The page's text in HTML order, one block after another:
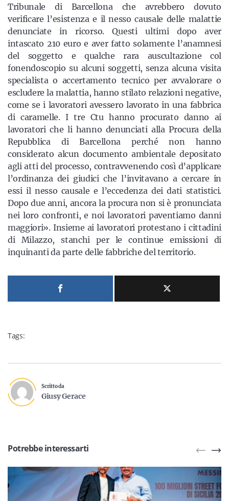
Tribunale di Barcellona che avrebbero dovuto
verificare l’esistenza e il nesso causale delle malattie
denunciate in ricorso. Questi ultimi dopo aver
intascato 210 euro e aver fatto solamente l’anamnesi
del soggetto e qualche rara auscultazione col
fonendoscopio su alcuni soggetti, senza alcuna visita
specialista o accertamento tecnico per avvalorare o
escludere la malattia, hanno stilato relazioni negative,
come se i lavoratori avessero lavorato in una fabbrica
di caramelle. I tre Ctu hanno procurato danno ai
lavoratori che li hanno denunciati alla Procura della
Repubblica di Barcellona perché non hanno
considerato alcun documento ambientale depositato
agli atti del processo, contravvenendo così d’applicare
l’ordinanza dei giudici che l’invitavano a cercare in
essi il nesso causale e l’eccedenza dei dati statistici.
Dopo due anni, ancora la procura non si è pronunciata
nei loro confronti, e noi lavoratori paventiamo danni
maggiori». Insieme ai lavoratori protestano i cittadini
di Milazzo, stanchi per le continue emissioni di
inquinanti da parte delle fabbriche del territorio.
Tags:
Scritto da
Giusy Gerace
Potrebbe interessarti